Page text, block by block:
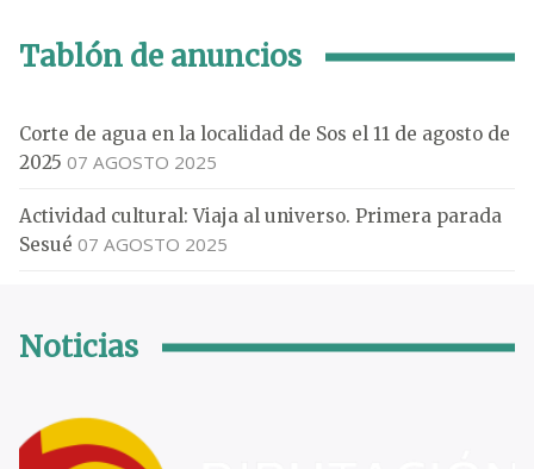
Tablón de anuncios
Corte de agua en la localidad de Sos el 11 de agosto de
2025 07 AGOSTO 2025
Actividad cultural: Viaja al universo. Primera parada
Sesué 07 AGOSTO 2025
Noticias